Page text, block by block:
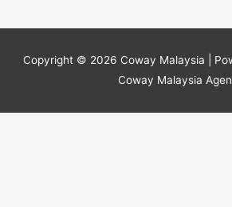
Copyright © 2026 Coway Malaysia |
Coway Malaysia